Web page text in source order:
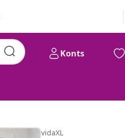
Konts
vidaXL